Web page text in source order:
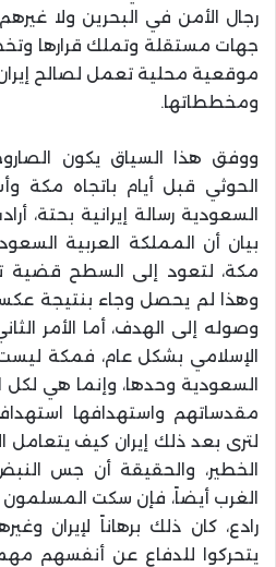
رجال الأمن في البحرين ولا
جهات مستقلة وتملك قرارها
موقعية محلية تعمل لصالح
ومخططاتها.
ووفق هذا السياق يكون
الحوثي قبل أيام باتجاه مكة
السعودية رسالة إيرانية بحتة،
بيان أن المملكة العربية
مكة، لتعود إلى السطح قضية
وهذا لم يحصل وجاء بنتيجة
وصوله إلى الهدف، أما الأمر
الإسلامي بشكل عام، فمكة
السعودية وحدها، وإنما هي
مقدساتهم واستهدافها استهداف
لترى بعد ذلك إيران كيف
الخطير، والحقيقة أن جس
الغرب أيضاً، فإن سكت
رادع، كان ذلك برهاناً لإيران
يتحركوا للدفاع عن أنفسهم